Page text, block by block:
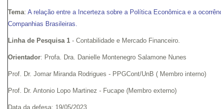
Tema: A relação entre a Incerteza sobre a Política Econômica e a
Companhias Brasileiras.
Linha de Pesquisa 1 - Contabilidade e Mercado Financeiro.
Orientador: Profa. Dra. Danielle Montenegro Salamone Nunes
Prof. Dr. Jomar Miranda Rodrigues - PPGCont/UnB ( Membro interno)
Prof. Dr. Antonio Lopo Martinez - Fucape (Membro externo)
Data da defesa: 19/05/2023